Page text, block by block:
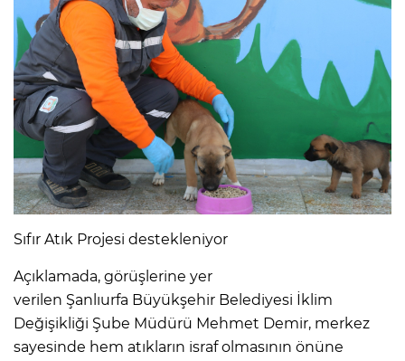
Sıfır Atık Projesi destekleniyor
Açıklamada, görüşlerine yer
verilen Şanlıurfa Büyükşehir Belediyesi İklim
Değişikliği Şube Müdürü Mehmet Demir, merkez
sayesinde hem atıkların israf olmasının önüne